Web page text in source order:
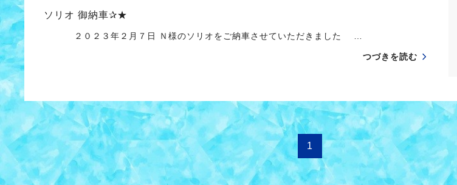
ソリオ 御納車✰★
２０２３年２月７日 Ｎ様のソリオをご納車させていただきました …
つづきを読む
1